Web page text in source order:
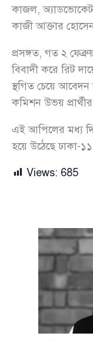
কাজল, অ্যাডভোকেট
কাজী আক্তার
প্রসঙ্গত, গত ২
বিবাদী করে রিট
স্থগিত চেয়ে
কমিশন উভয়
এই আপিলের মধ্য
হয়ে উঠেছে ঢাকা-
Views: 685